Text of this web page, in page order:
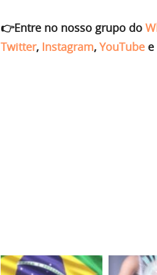
👉Entre no nosso grupo do
Twitter, Instagram, YouTube e